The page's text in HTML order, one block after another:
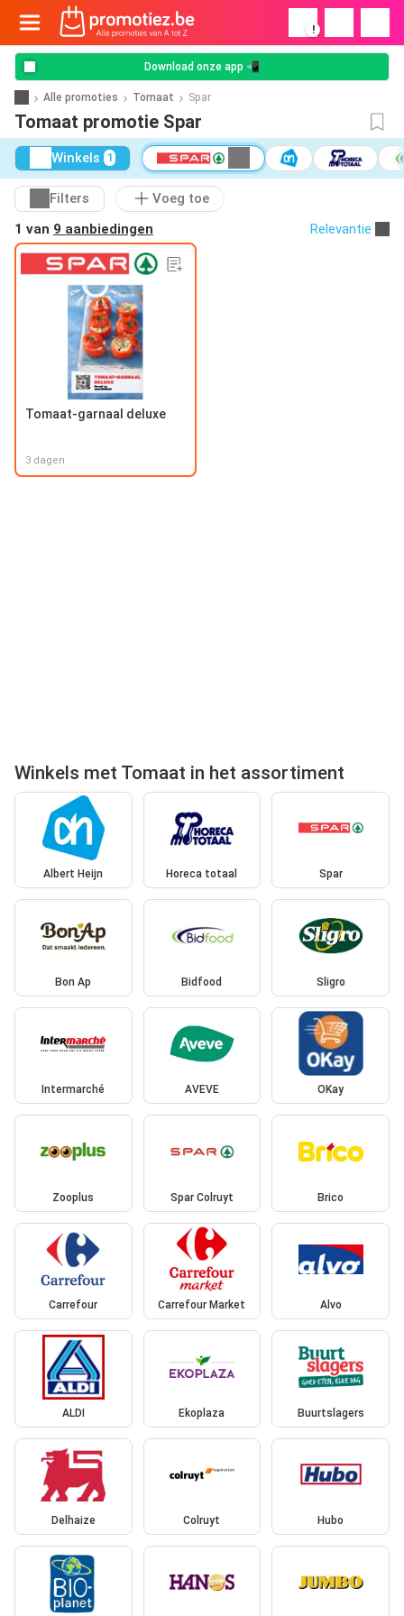
!
Download onze app 📲
Alle promoties Tomaat Spar
Tomaat promotie Spar
Winkels 1
Filters
Voeg toe
1 van 9 aanbiedingen Relevantie
Tomaat-garnaal deluxe
3 dagen
Winkels met Tomaat in het assortiment
Albert Heijn Horeca totaal Spar
Bon Ap Bidfood Sligro
Intermarché AVEVE OKay
Zooplus Spar Colruyt Brico
Carrefour Carrefour Market Alvo
ALDI Ekoplaza Buurtslagers
Delhaize Colruyt Hubo